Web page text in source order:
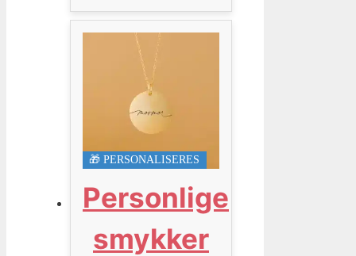
🎁 PERSONALISERES
Personlige
smykker